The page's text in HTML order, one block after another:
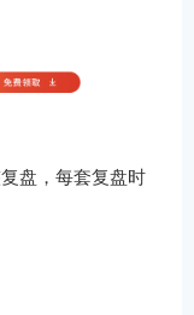
盘，每套复盘时